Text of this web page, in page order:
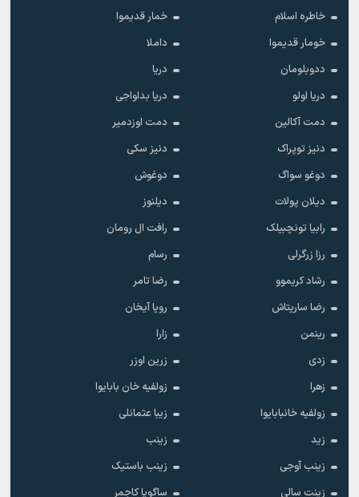
خاطره اسلام
خمار قدیموا
خومار قدیموا
داملا
ددوبلومان
دریا
دریا اولو
دریا بداواجی
دمت آکالین
دمت اوزدمیر
دنیز توپراک
دنیز سکی
دوغو سواگ
دوغوش
دیلان پولات
دیلنوز
رابیا تونچبیلک
رافت ال رومان
رزا زرگرلی
رسام
رشاد کریموو
رضا تامر
رضا ساریتاش
رویا آیخان
رینمن
زارا
زدی
زرین اوزر
زهرا
زولفیه خان بابایوا
زولفیه خانبابایوا
زیبا عثمانلی
زید
زینب
زینب آوجی
زینب باستیک
زینت سالی
ساگوپا کاجمر